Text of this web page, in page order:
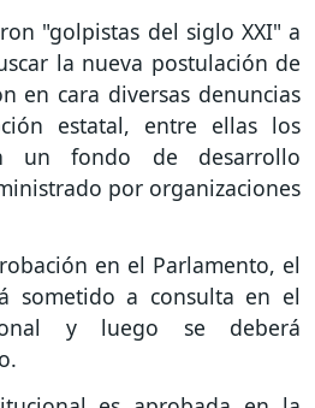
"golpistas del siglo XXI" a
la nueva postulación de
en cara diversas denuncias
estatal, entre ellas los
un fondo de desarrollo
por organizaciones
en el Parlamento, el
sometido a consulta en el
y luego se deberá